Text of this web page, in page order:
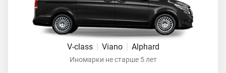
V-class Viano Alphard
Иномарки не старше 5 лет